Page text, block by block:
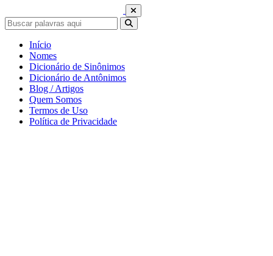
Início
Nomes
Dicionário de Sinônimos
Dicionário de Antônimos
Blog / Artigos
Quem Somos
Termos de Uso
Política de Privacidade